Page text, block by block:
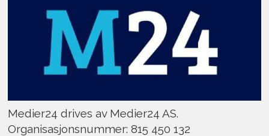
Medier24 drives av Medier24 AS.
Organisasjonsnummer: 815 450 132